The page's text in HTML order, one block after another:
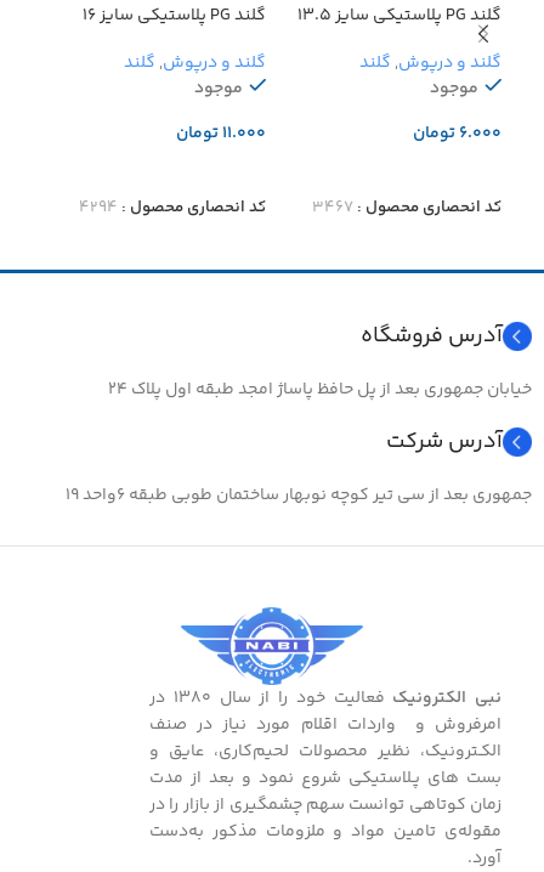
گلند PG پلاستیکی سایز 13.5
گلند و درپوش, گلند
موجود
تومان
کد انحصاری محصول : ۳۴۶۷
گلند PG پلاستیکی سایز 16
گلند و درپوش, گلند
موجود
تومان
کد انحصاری محصول : ۴۲۹۴
آدرس فروشگاه
خیابان جمهوری بعد از پل حافظ پاساژ امجد طبقه اول پلاک ۲۴
آدرس شرکت
جمهوری بعد از سی تیر کوچه نوبهار ساختمان طوبی طبقه ۶واحد ۱۹
نبی الکترونیک
فعالیت خود را از سال ۱۳۸۰ در
امرفروش و واردات اقلام مورد نیاز در صنف
الکـترونیک، نظیر محصولات لحیم‌کاری، عایق و
بست ‌های پـلاستیکی شروع نمود و بعد از مدت
زمان کوتاهی توانست سهم چشمگیری از بازار را در
مقوله‌ی تامین مواد و ملزومات مذکور به‌دست
آورد.